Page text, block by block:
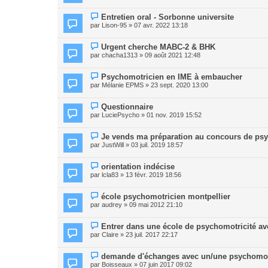
Entretien oral - Sorbonne universite
par Lison-95 » 07 avr. 2022 13:18
Urgent cherche MABC-2 & BHK
par chacha1313 » 09 août 2021 12:48
Psychomotricien en IME à embaucher
par Mélanie EPMS » 23 sept. 2020 13:00
Questionnaire
par LuciePsycho » 01 nov. 2019 15:52
Je vends ma préparation au concours de
par JustWill » 03 juil. 2019 18:57
orientation indécise
par lcla83 » 13 févr. 2019 18:56
école psychomotricien montpellier
par audrey » 09 mai 2012 21:10
Entrer dans une école de psychomotricité
par Claire » 23 juil. 2017 22:17
demande d'échanges avec un/une
par Boisseaux » 07 juin 2017 09:02